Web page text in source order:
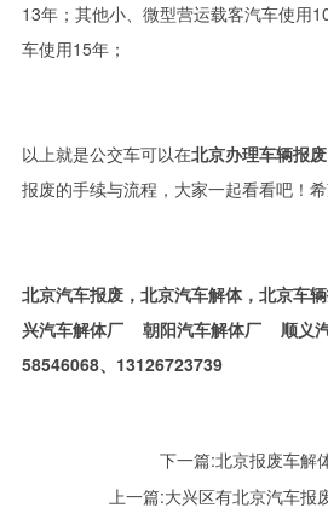
13年；其他小、微型营运载客汽车使用
车使用15年；
以上就是公交车可以在北京办理车辆报废
报废的手续与流程，大家一起看看吧！希
北京汽车报废，北京汽车解体，北京车
兴汽车解体厂 朝阳汽车解体厂 顺义
58546068、13126723739
下一篇:北京报废车解
上一篇:大兴区有北京汽车报